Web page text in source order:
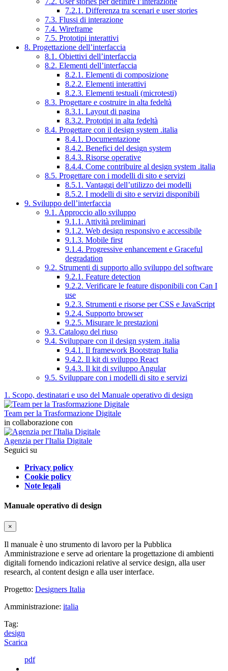
7.2.1. Differenza tra scenari e user stories
7.3. Flussi di interazione
7.4. Wireframe
7.5. Prototipi interattivi
8. Progettazione dell’interfaccia
8.1. Obiettivi dell’interfaccia
8.2. Elementi dell’interfaccia
8.2.1. Elementi di composizione
8.2.2. Elementi interattivi
8.2.3. Elementi testuali (microtesti)
8.3. Progettare e costruire in alta fedeltà
8.3.1. Layout di pagina
8.3.2. Prototipi in alta fedeltà
8.4. Progettare con il design system .italia
8.4.1. Documentazione
8.4.2. Benefici del design system
8.4.3. Risorse operative
8.4.4. Come contribuire al design system .italia
8.5. Progettare con i modelli di sito e servizi
8.5.1. Vantaggi dell’utilizzo dei modelli
8.5.2. I modelli di sito e servizi disponibili
9. Sviluppo dell’interfaccia
9.1. Approccio allo sviluppo
9.1.1. Attività preliminari
9.1.2. Web design responsivo e accessibile
9.1.3. Mobile first
9.1.4. Progressive enhancement e Graceful
degradation
9.2. Strumenti di supporto allo sviluppo del software
9.2.1. Feature detection
9.2.2. Verificare le feature disponibili con Can I
use
9.2.3. Strumenti e risorse per CSS e JavaScript
9.2.4. Supporto browser
9.2.5. Misurare le prestazioni
9.3. Catalogo del riuso
9.4. Sviluppare con il design system .italia
9.4.1. Il framework Bootstrap Italia
9.4.2. Il kit di sviluppo React
9.4.3. Il kit di sviluppo Angular
9.5. Sviluppare con i modelli di sito e servizi
1. Scopo, destinatari e uso del Manuale operativo di design
Team per la Trasformazione Digitale
in collaborazione con
Agenzia per l'Italia Digitale
Seguici su
Privacy policy
Cookie policy
Note legali
Manuale operativo di design
×
Il manuale è uno strumento di lavoro per la Pubblica
Amministrazione e serve ad orientare la progettazione di ambienti
digitali fornendo indicazioni relative al service design, alla user
research, al content design e alla user interface.
Progetto: Designers Italia
Amministrazione: italia
Tag:
design
Scarica
pdf